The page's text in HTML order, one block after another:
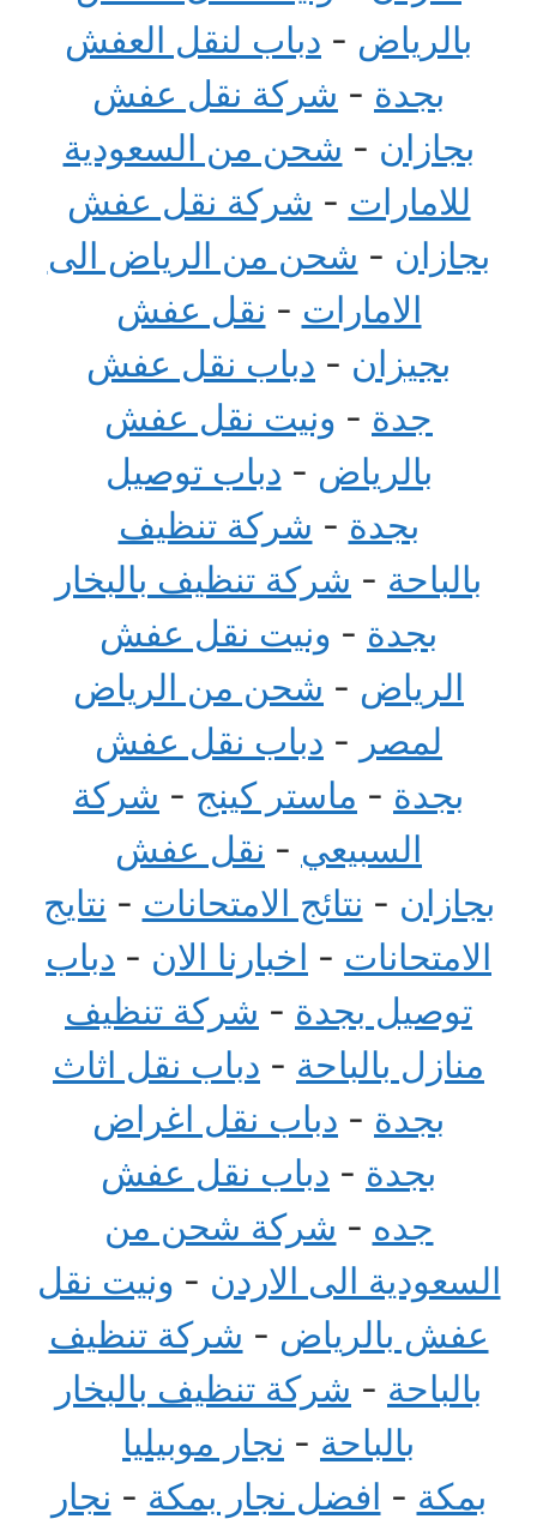
بالرياض - دباب لنقل العفش
بجدة - شركة نقل عفش
بجازان - شحن من السعودية
للامارات - شركة نقل عفش
بجازان - شحن من الرياض الى
الامارات - نقل عفش
بجيزان - دباب نقل عفش
جدة - ونيت نقل عفش
بالرياض - دباب توصيل
بجدة - شركة تنظيف
بالباحة - شركة تنظيف بالبخار
بجدة - ونيت نقل عفش
الرياض - شحن من الرياض
لمصر - دباب نقل عفش
بجدة - ماستر كينج - شركة
السبيعي - نقل عفش
بجازان - نتائج الامتحانات - نتايج
الامتحانات - اخبارنا الان - دباب
توصيل بجدة - شركة تنظيف
منازل بالباحة - دباب نقل اثاث
بجدة - دباب نقل اغراض
بجدة - دباب نقل عفش
جده - شركة شحن من
السعودية الى الاردن - ونيت نقل
عفش بالرياض - شركة تنظيف
بالباحة - شركة تنظيف بالبخار
بالباحة - نجار موبيليا
بمكة - افضل نجار بمكة - نجار